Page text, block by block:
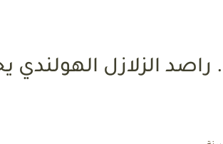
8 درجات.. راصد الزلازل